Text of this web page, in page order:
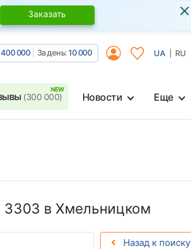
Заказать ×
400 000 За день:10 000 UA RU
(300 000) Новости Еще
в Хмельницком
Назад к поиску